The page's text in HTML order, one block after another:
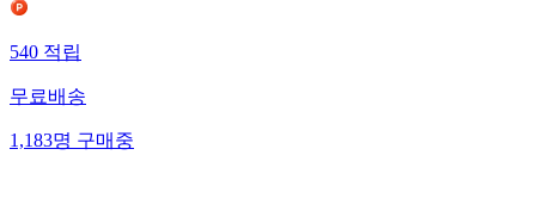
540적립
무료배송
1,183명구매중